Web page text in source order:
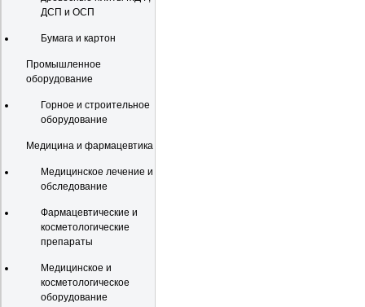
ДСП и ОСП
Бумага и картон
Промышленное
оборудование
Горное и строительное
оборудование
Медицина и фармацевтика
Медицинское лечение и
обследование
Фармацевтические и
косметологические
препараты
Медицинское и
косметологическое
оборудование